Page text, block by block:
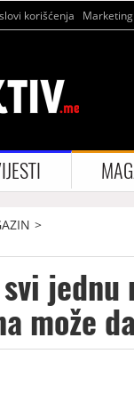
korišćenja Marketing
svi
može